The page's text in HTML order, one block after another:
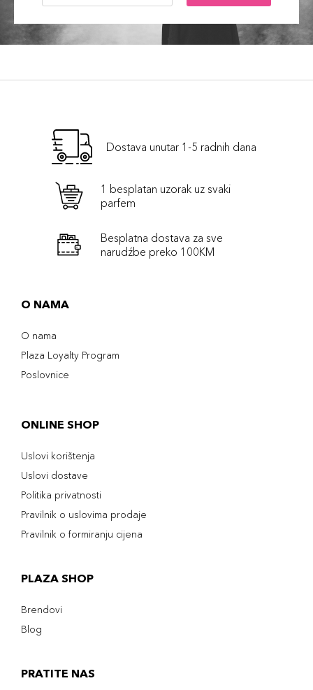
Dostava unutar 1-5 radnih dana
1 besplatan uzorak uz svaki
parfem
Besplatna dostava za sve
narudźbe preko 100KM
O NAMA
O nama
Plaza Loyalty Program
Poslovnice
ONLINE SHOP
Uslovi korištenja
Uslovi dostave
Politika privatnosti
Pravilnik o uslovima prodaje
Pravilnik o formiranju cijena
PLAZA SHOP
Brendovi
Blog
PRATITE NAS